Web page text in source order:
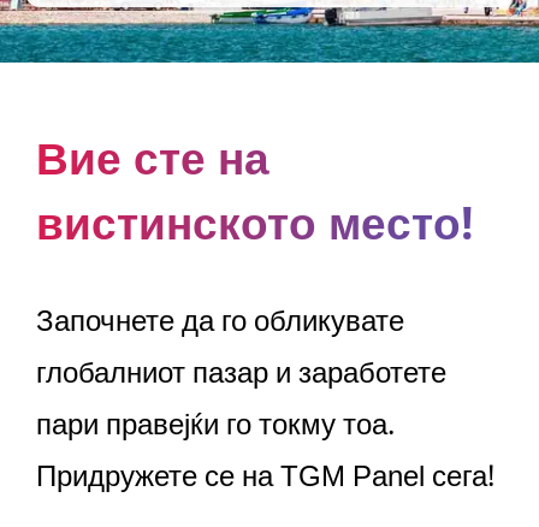
Вие сте на
вистинското место!
Започнете да го обликувате
глобалниот пазар и заработете
пари правејќи го токму тоа.
Придружете се на TGM Panel сега!